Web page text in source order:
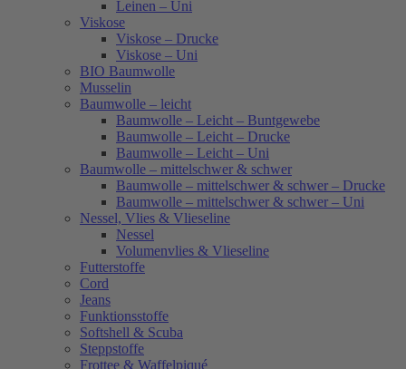
Leinen – Uni
Viskose
Viskose – Drucke
Viskose – Uni
BIO Baumwolle
Musselin
Baumwolle – leicht
Baumwolle – Leicht – Buntgewebe
Baumwolle – Leicht – Drucke
Baumwolle – Leicht – Uni
Baumwolle – mittelschwer & schwer
Baumwolle – mittelschwer & schwer – Drucke
Baumwolle – mittelschwer & schwer – Uni
Nessel, Vlies & Vlieseline
Nessel
Volumenvlies & Vlieseline
Futterstoffe
Cord
Jeans
Funktionsstoffe
Softshell & Scuba
Steppstoffe
Frottee & Waffelpiqué